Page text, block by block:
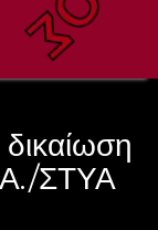
ΣΤΥΑ